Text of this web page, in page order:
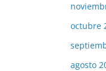
octubre
agosto